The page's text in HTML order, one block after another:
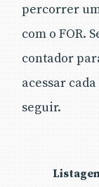
percorrer
com o FOR.
contador
acessar
seguir.